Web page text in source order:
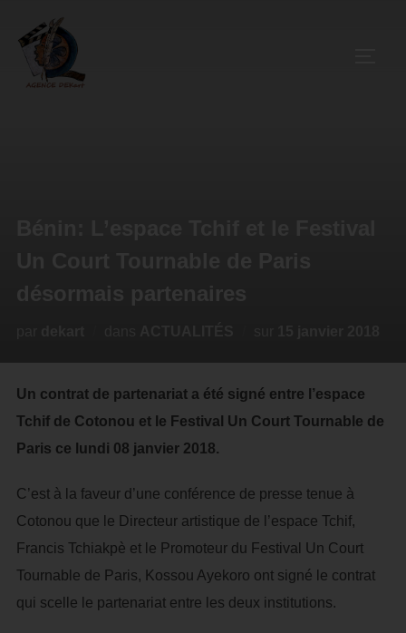
Un contrat de partenariat a été signé entre l’espace
Tchif de Cotonou et le Festival Un Court Tournable de
Paris ce lundi 08 janvier 2018.
C’est à la faveur d’une conférence de presse tenue à
Cotonou que le Directeur artistique de l’espace Tchif,
Francis Tchiakpè et le Promoteur du Festival Un Court
Tournable de Paris, Kossou Ayekoro ont signé le contrat
qui scelle le partenariat entre les deux institutions.